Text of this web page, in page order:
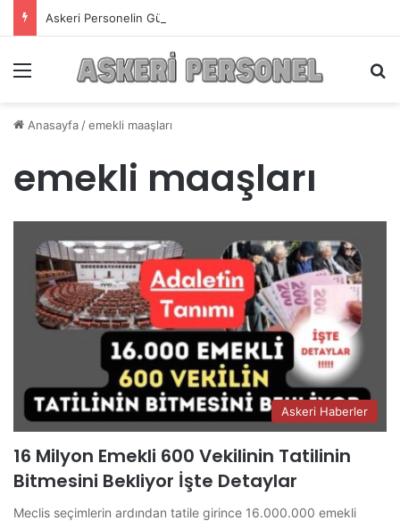
Askeri Personelin Güncel Haber ve Bilgi Sitesi.
Anasayfa /emekli maaşları
emekli maaşları
Askeri Haberler
16 Milyon Emekli 600 Vekilinin Tatilinin
Bitmesini Bekliyor İşte Detaylar
Meclis seçimlerin ardından tatile girince 16.000.000 emekli